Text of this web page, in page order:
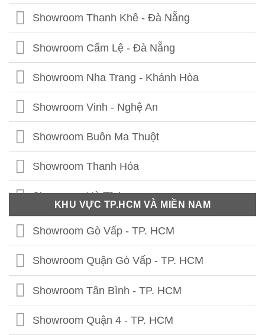
Showroom Lê Chân - Hải Phòng
Showroom Hạ Long - Quảng Ninh
Showroom Bắc Ninh
Showroom Hưng Yên
Showroom Thái Bình
Showroom Vĩnh Phúc
Showroom Thái Nguyên
Showroom Phú Thọ
Showroom Tuyên Quang
Showroom Hà Giang
Showroom Cao Bằng
Showroom Thanh Khê - Đà Nẵng
Showroom Cẩm Lệ - Đà Nẵng
Showroom Nha Trang - Khánh Hòa
Showroom Vinh - Nghệ An
Showroom Buôn Ma Thuột
Showroom Thanh Hóa
Showroom Hà Tĩnh
Showroom Quảng Bình
Showroom Quảng Trị
Showroom Thừa Thiên Huế
Showroom Quảng Nam
KHU VỰC TP.HCM VÀ MIỀN NAM
Showroom Gò Vấp - TP. HCM
Showroom Quận Gò Vấp - TP. HCM
Showroom Tân Bình - TP. HCM
Showroom Quận 4 - TP. HCM